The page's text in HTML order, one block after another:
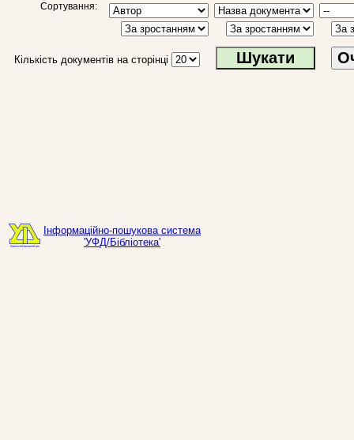
Сортування:
Кількість документів на сторінці
Інформаційно-пошукова система
'УФД/Бібліотека'